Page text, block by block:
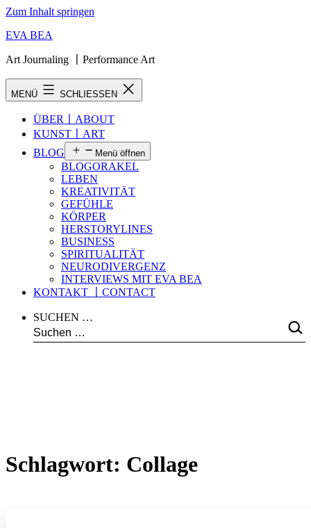
Zum Inhalt springen
EVA BEA
Art Journaling 〡Performance Art
MENÜ SCHLIESSEN
ÜBER〡ABOUT
KUNST〡ART
BLOG
Menü öffnen
BLOGORAKEL
LEBEN
KREATIVITÄT
GEFÜHLE
KÖRPER
HERSTORYLINES
BUSINESS
SPIRITUALITÄT
NEURODIVERGENZ
INTERVIEWS MIT EVA BEA
KONTAKT 〡CONTACT
SUCHEN …
Schlagwort: Collage